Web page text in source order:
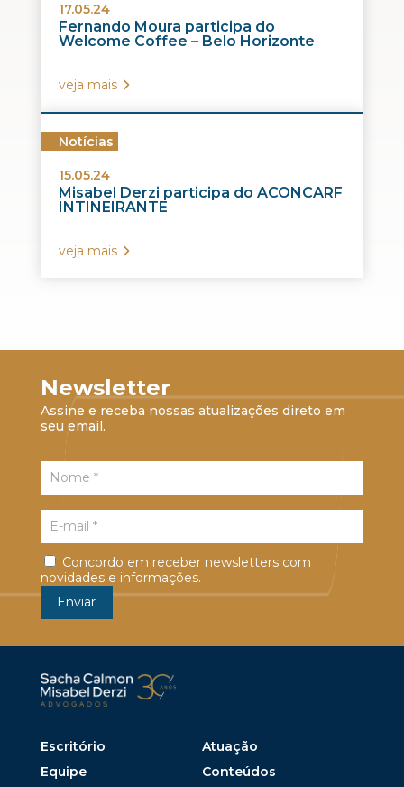
17.05.24
Fernando Moura participa do
Welcome Coffee – Belo Horizonte
veja mais
Notícias
15.05.24
Misabel Derzi participa do ACONCARF
INTINEIRANTE
veja mais
Newsletter
Assine e receba nossas atualizações direto em
seu email.
Concordo em receber newsletters com
novidades e informações.
Escritório
Atuação
Equipe
Conteúdos